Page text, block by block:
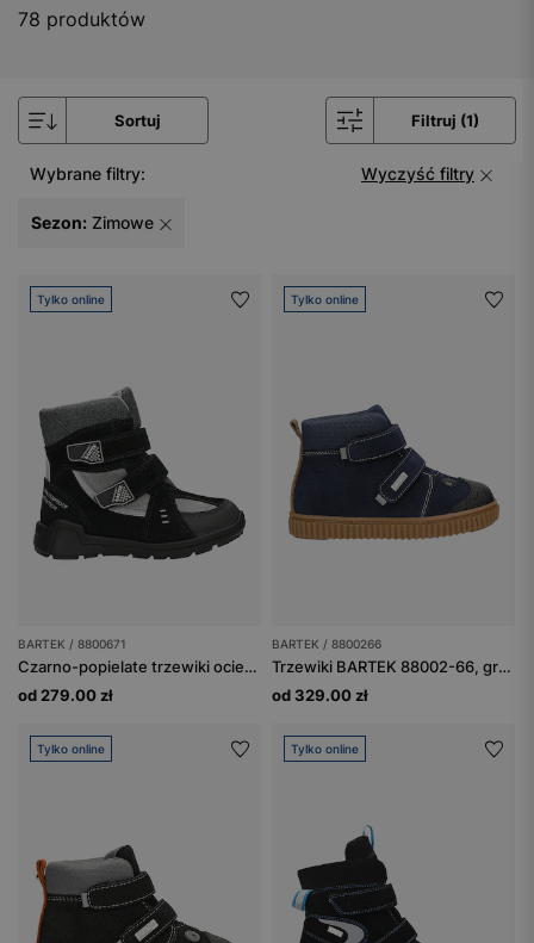
78 produktów
Sortuj Filtruj (1)
Wybrane filtry: Wyczyść filtry
Sezon: Zimowe
Tylko online
BARTEK / 8800671
Czarno-popielate trzewiki ocieplane BARTEK o zwiększonej wodoodporności 8800671
od 279.00 zł
Tylko online
BARTEK / 8800266
Trzewiki BARTEK 88002-66, granat + czarny
od 329.00 zł
Tylko online Tylko online